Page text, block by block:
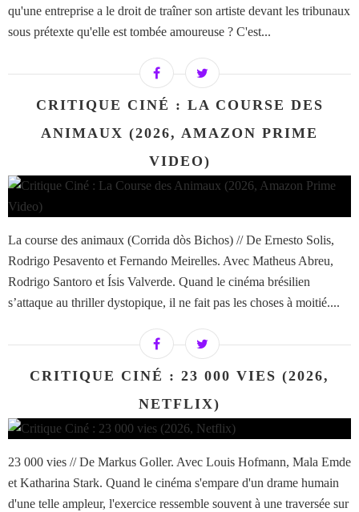
qu'une entreprise a le droit de traîner son artiste devant les tribunaux
sous prétexte qu'elle est tombée amoureuse ? C'est...
CRITIQUE CINÉ : LA COURSE DES
ANIMAUX (2026, AMAZON PRIME
VIDEO)
La course des animaux (Corrida dòs Bichos) // De Ernesto Solis,
Rodrigo Pesavento et Fernando Meirelles. Avec Matheus Abreu,
Rodrigo Santoro et Ísis Valverde. Quand le cinéma brésilien
s’attaque au thriller dystopique, il ne fait pas les choses à moitié....
CRITIQUE CINÉ : 23 000 VIES (2026,
NETFLIX)
23 000 vies // De Markus Goller. Avec Louis Hofmann, Mala Emde
et Katharina Stark. Quand le cinéma s'empare d'un drame humain
d'une telle ampleur, l'exercice ressemble souvent à une traversée sur